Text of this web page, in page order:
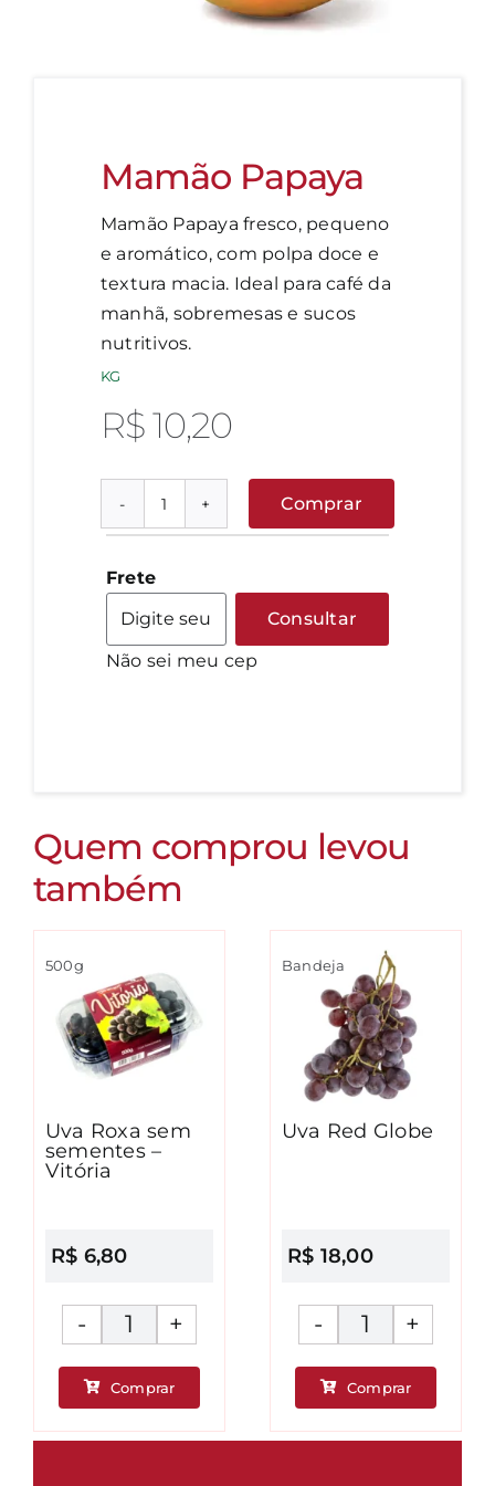
Mamão Papaya
Mamão Papaya fresco, pequeno
e aromático, com polpa doce e
textura macia. Ideal para café da
manhã, sobremesas e sucos
nutritivos.
KG
R$10,20
Comprar
Frete
Consultar
Não sei meu cep
Quem comprou levou
também
500g
Uva Roxa sem
sementes –
Vitória
R$ 6,80
Uva
Roxa
sem
sementes
Comprar
Bandeja
Uva Red Globe
R$ 18,00
Uva
Red
Globe
Comprar